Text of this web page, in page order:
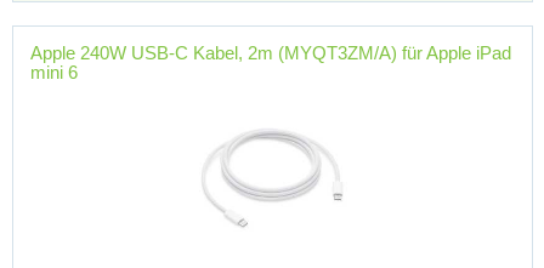
Apple 240W USB-C Kabel, 2m (MYQT3ZM/A) für Apple iPad
mini 6